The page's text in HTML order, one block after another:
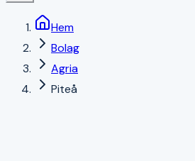
Hem
Bolag
Agria
Piteå